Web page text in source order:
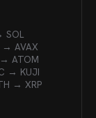
SOL
→ AVAX
ATOM
→ KUJI
→ XRP